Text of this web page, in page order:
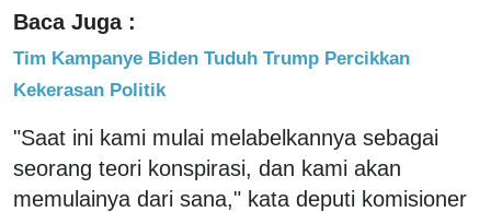
Baca Juga :
Tim Kampanye Biden Tuduh Trump Percikkan
Kekerasan Politik
"Saat ini kami mulai melabelkannya sebagai
seorang teori konspirasi, dan kami akan
memulainya dari sana," kata deputi komisioner